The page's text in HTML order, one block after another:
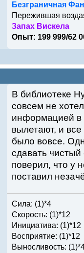
Безграничная
Пережившая
Запах Вискела
Опыт: 199 999/62
В библиотеке
совсем не
информацией в
вылетают, и все
было вовсе.
сдавать
поверил, что у
поставил
Сила: (1)*4
Скорость: (1)*12
Инициатива: (1)*12
Восприятие: (1)*12
Выносливость: